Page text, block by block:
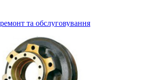
та обслуговування
техніки